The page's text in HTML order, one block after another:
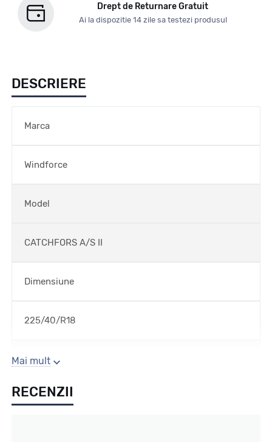
Drept de Returnare Gratuit
Ai la dispozitie 14 zile sa testezi produsul
DESCRIERE
Marca
Windforce
Model
CATCHFORS A/S II
Dimensiune
225/40/R18
Sezon
All season
Mai mult
RECENZII